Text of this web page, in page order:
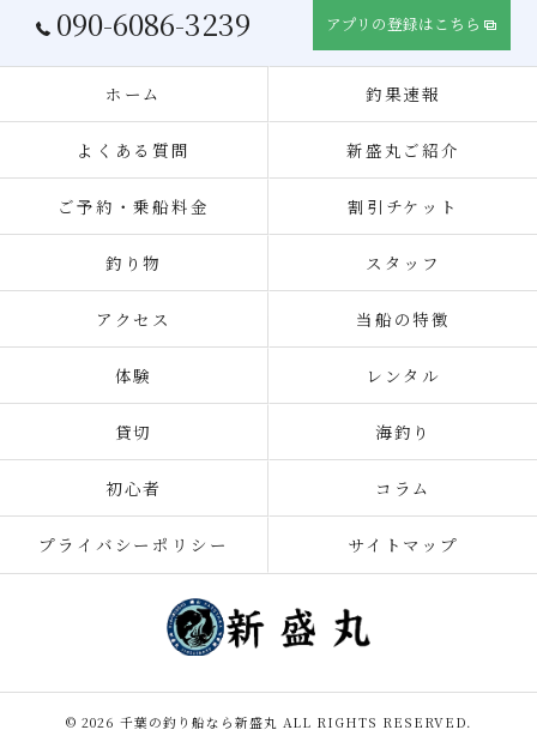
090-6086-3239 アプリの登録はこちら
ホーム 釣果速報
よくある質問 新盛丸ご紹介
ご予約・乗船料金 割引チケット
釣り物 スタッフ
アクセス 当船の特徴
体験 レンタル
貸切 海釣り
初心者 コラム
プライバシーポリシー サイトマップ
© 2026 千葉の釣り船なら新盛丸 ALL RIGHTS RESERVED.